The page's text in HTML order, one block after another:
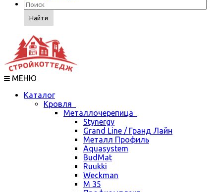
Найти
МЕНЮ
Каталог
Кровля
Металлочерепица
Stynergy
Grand Line / Гранд Лайн
Металл Профиль
Aquasystem
BudMat
Ruukki
Weckman
М 35